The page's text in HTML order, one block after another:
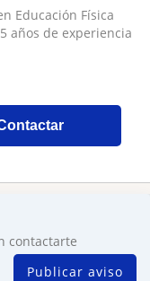
Educación Física
años de experiencia
contactarte
Publicar aviso